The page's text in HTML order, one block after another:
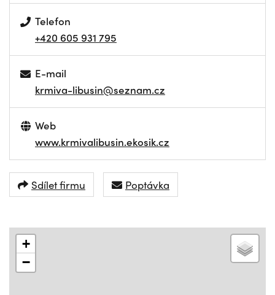
Telefon
+420 605 931 795
E-mail
krmiva-libusin@seznam.cz
Web
www.krmivalibusin.ekosik.cz
Sdílet firmu Poptávka
+
−